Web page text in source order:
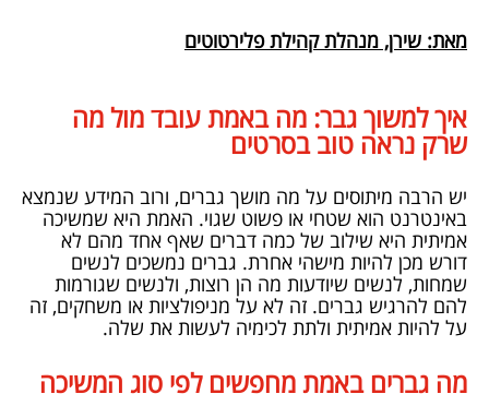
מאת: שירן, מנהלת קהילת פלירטוטים
איך למשוך גבר: מה באמת עובד מול מה
שרק נראה טוב בסרטים
יש הרבה מיתוסים על מה מושך גברים, ורוב המידע שנמצא
באינטרנט הוא שטחי או פשוט שגוי. האמת היא שמשיכה
אמיתית היא שילוב של כמה דברים שאף אחד מהם לא
דורש מכן להיות מישהי אחרת. גברים נמשכים לנשים
שמחות, לנשים שיודעות מה הן רוצות, ולנשים שגורמות
להם להרגיש גברים. זה לא על מניפולציות או משחקים, זה
על להיות אמיתית ולתת לכימיה לעשות את שלה.
מה גברים באמת מחפשים לפי סוג המשיכה